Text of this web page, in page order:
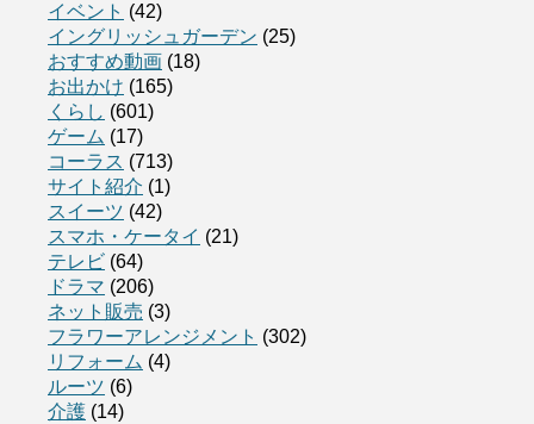
イベント (42)
イングリッシュガーデン (25)
おすすめ動画 (18)
お出かけ (165)
くらし (601)
ゲーム (17)
コーラス (713)
サイト紹介 (1)
スイーツ (42)
スマホ・ケータイ (21)
テレビ (64)
ドラマ (206)
ネット販売 (3)
フラワーアレンジメント (302)
リフォーム (4)
ルーツ (6)
介護 (14)